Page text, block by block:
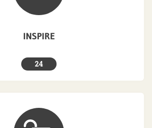
INSPIRE
24